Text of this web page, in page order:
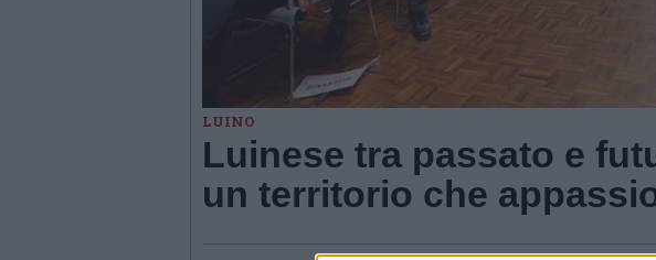
LUINO
Luinese tra passato e
un territorio che